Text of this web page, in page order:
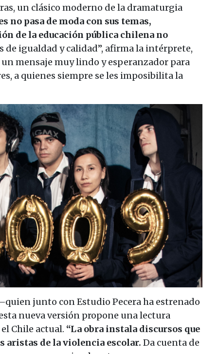
un clásico moderno de la dramaturgia
no pasa de moda con sus temas,
de la educación pública chilena no
de igualdad y calidad”, afirma la intérprete,
mensaje muy lindo y esperanzador para
a quienes siempre se les imposibilita la
junto con Estudio Pecera ha estrenado
nueva versión propone una lectura
Chile actual. “La obra instala discursos que
aristas de la violencia escolar. Da cuenta de